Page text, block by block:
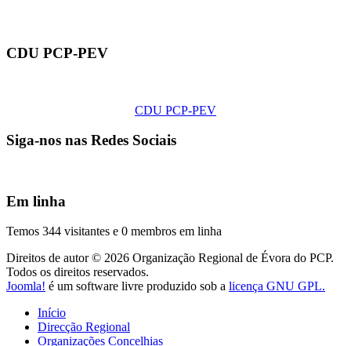
CDU PCP-PEV
CDU PCP-PEV
Siga-nos nas Redes Sociais
Em linha
Temos 344 visitantes e 0 membros em linha
Direitos de autor © 2026 Organização Regional de Évora do PCP.
Todos os direitos reservados.
Joomla! é um software livre produzido sob a licença GNU GPL.
Início
Direcção Regional
Organizações Concelhias